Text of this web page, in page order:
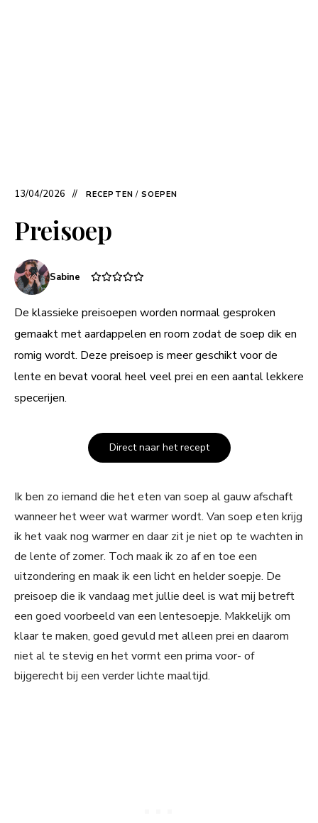
13/04/2026 RECEPTEN / SOEPEN
Preisoep
Sabine
De klassieke preisoepen worden normaal gesproken
gemaakt met aardappelen en room zodat de soep dik en
romig wordt. Deze preisoep is meer geschikt voor de
lente en bevat vooral heel veel prei en een aantal lekkere
specerijen.
Direct naar het recept
Ik ben zo iemand die het eten van soep al gauw afschaft
wanneer het weer wat warmer wordt. Van soep eten krijg
ik het vaak nog warmer en daar zit je niet op te wachten in
de lente of zomer. Toch maak ik zo af en toe een
uitzondering en maak ik een licht en helder soepje. De
preisoep die ik vandaag met jullie deel is wat mij betreft
een goed voorbeeld van een lentesoepje. Makkelijk om
klaar te maken, goed gevuld met alleen prei en daarom
niet al te stevig en het vormt een prima voor- of
bijgerecht bij een verder lichte maaltijd.